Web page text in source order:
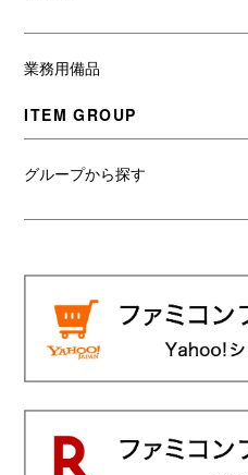
業務用備品
ITEM GROUP
グループから探す